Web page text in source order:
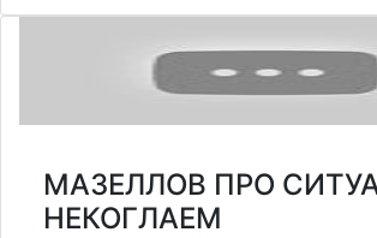
МАЗЕЛЛОВ ПРО
НЕКОГЛАЕМ